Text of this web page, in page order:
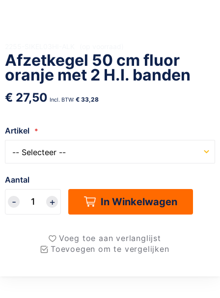
Afzetkegel 50 cm fluor
oranje met 2 H.I. banden
€ 27,50 € 33,28
Artikel
Aantal
In Winkelwagen
Voeg toe aan verlanglijst
Toevoegen om te vergelijken
naar
het
begin
de